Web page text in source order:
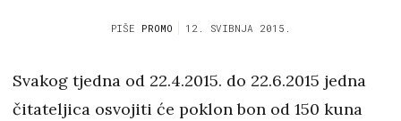
PIŠE PROMO 12. SVIBNJA 2015.
Svakog tjedna od 22.4.2015. do 22.6.2015 jedna
čitateljica osvojiti će poklon bon od 150 kuna